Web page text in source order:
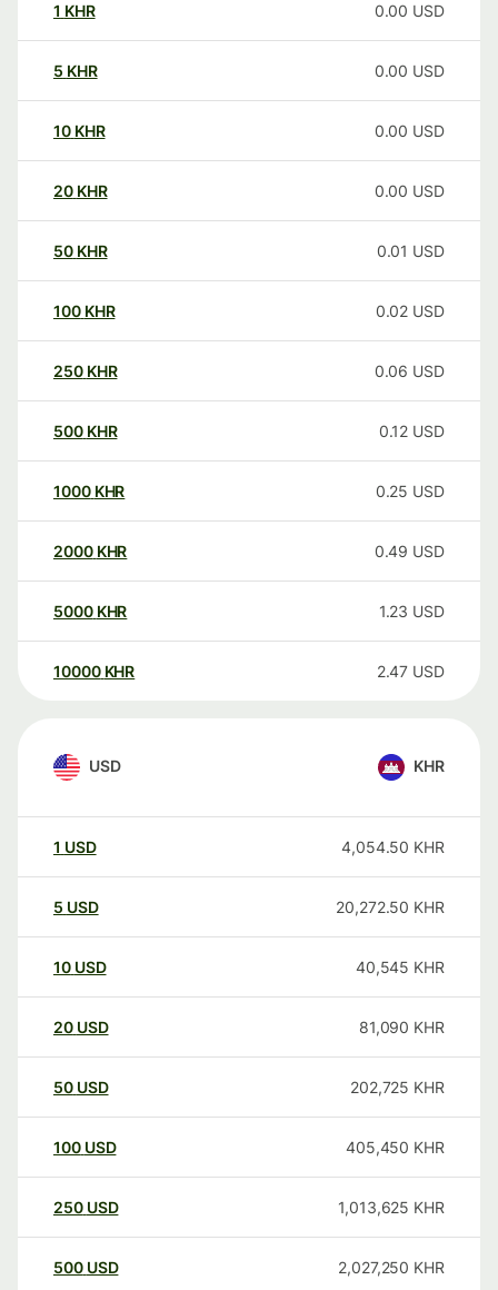
1 KHR 0.00 USD
5 KHR 0.00 USD
10 KHR 0.00 USD
20 KHR 0.00 USD
50 KHR 0.01 USD
100 KHR 0.02 USD
250 KHR 0.06 USD
500 KHR 0.12 USD
1000 KHR 0.25 USD
2000 KHR 0.49 USD
5000 KHR 1.23 USD
10000 KHR 2.47 USD
USD KHR
1 USD 4,054.50 KHR
5 USD 20,272.50 KHR
10 USD 40,545 KHR
20 USD 81,090 KHR
50 USD 202,725 KHR
100 USD 405,450 KHR
250 USD 1,013,625 KHR
500 USD 2,027,250 KHR